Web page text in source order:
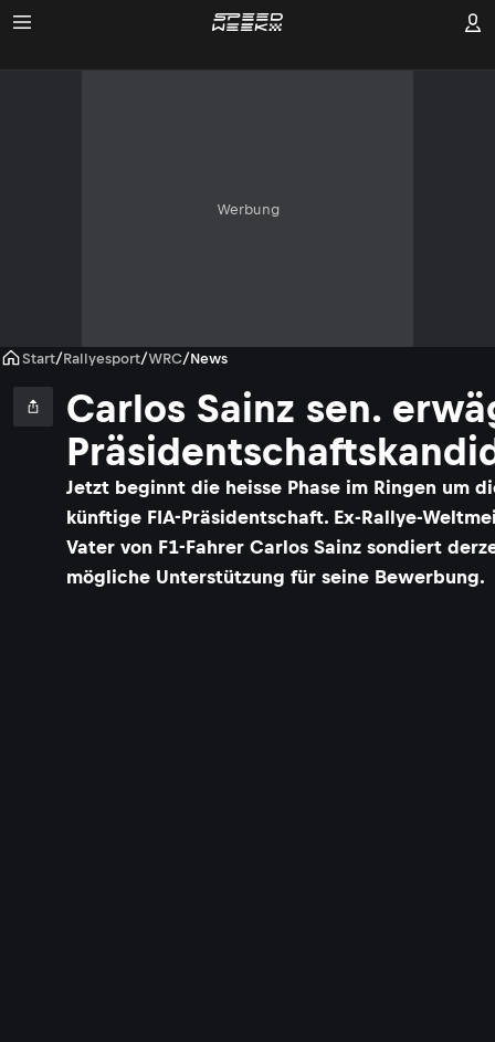
Werbung
Start/Rallyesport/WRC/News
Carlos Sainz sen.
Jetzt beginnt die heisse Phase im Ringen um
künftige FIA-Präsidentschaft. Ex-Rallye-
Vater von F1-Fahrer Carlos Sainz sondiert
mögliche Unterstützung für seine Bewerbung.